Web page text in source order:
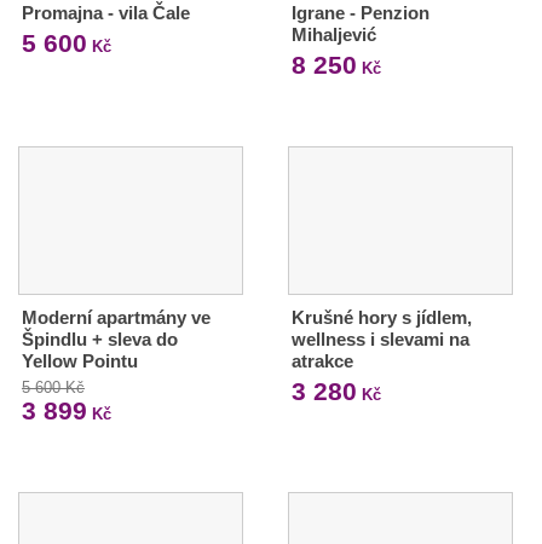
Promajna - vila Čale
5 600 Kč
Igrane - Penzion
Mihaljević
8 250 Kč
Moderní apartmány ve
Špindlu + sleva do
Yellow Pointu
5 600 Kč
3 899 Kč
Krušné hory s jídlem,
wellness i slevami na
atrakce
3 280 Kč